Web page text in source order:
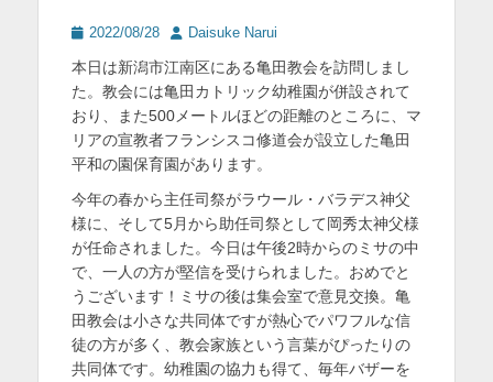
投
日
2022/08/28
投
者
Daisuke Narui
本日は新潟市江南区にある亀田教会を訪問しまし
た。教会には亀田カトリック幼稚園が併設されて
おり、また500メートルほどの距離のところに、マ
リアの宣教者フランシスコ修道会が設立した亀田
平和の園保育園があります。
今年の春から主任司祭がラウール・バラデス神父
様に、そして5月から助任司祭として岡秀太神父様
が任命されました。今日は午後2時からのミサの中
で、一人の方が堅信を受けられました。おめでと
うございます！ミサの後は集会室で意見交換。亀
田教会は小さな共同体ですが熱心でパワフルな信
徒の方が多く、教会家族という言葉がぴったりの
共同体です。幼稚園の協力も得て、毎年バザーを